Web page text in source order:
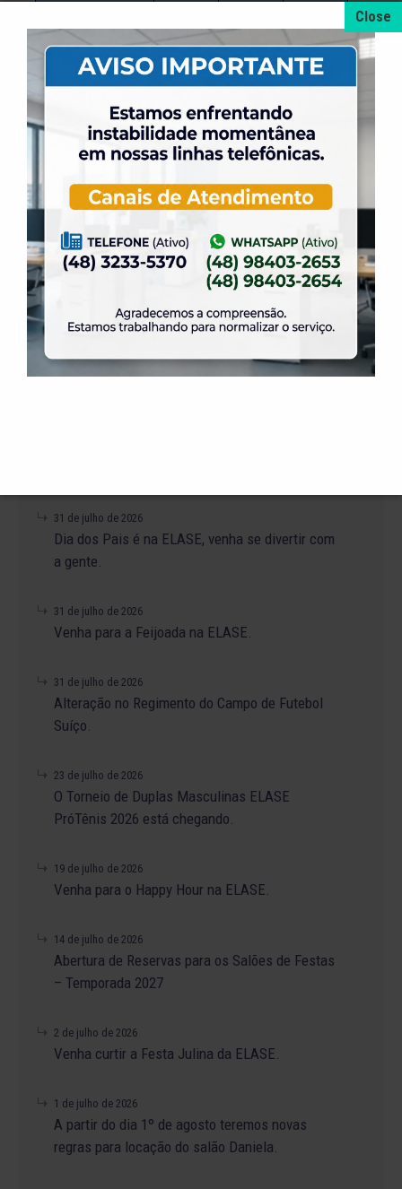
Vitórias 9 16 18
Empates 0 0 3
Derrotas 0 1
Gols Pró 72 122 175
Gols Contra 15 38 98
Saldo de Gols 57 84 77
+ NOTÍCIAS
31 de julho de 2026
Dia dos Pais é na ELASE, venha se divertir com
a gente.
31 de julho de 2026
Venha para a Feijoada na ELASE.
31 de julho de 2026
Alteração no Regimento do Campo de Futebol
Suíço.
23 de julho de 2026
O Torneio de Duplas Masculinas ELASE
PróTênis 2026 está chegando.
19 de julho de 2026
Venha para o Happy Hour na ELASE.
14 de julho de 2026
Abertura de Reservas para os Salões de Festas
– Temporada 2027
2 de julho de 2026
Venha curtir a Festa Julina da ELASE.
1 de julho de 2026
A partir do dia 1º de agosto teremos novas
regras para locação do salão Daniela.